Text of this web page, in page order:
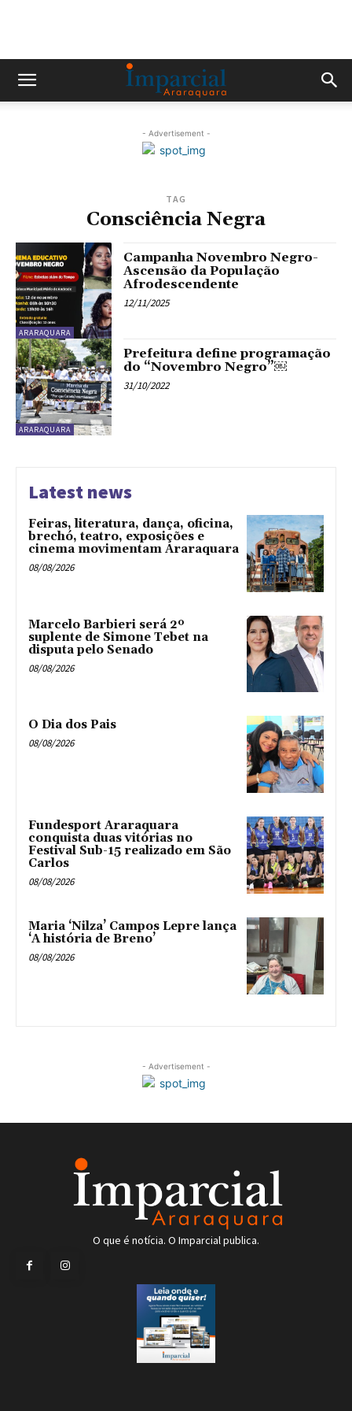
- Advertisement -
TAG
Consciência Negra
ARARAQUARA
Campanha Novembro Negro-
Ascensão da População
Afrodescendente
12/11/2025
ARARAQUARA
Prefeitura define programação
do “Novembro Negro”￼
31/10/2022
Latest news
Feiras, literatura, dança, oficina,
brechó, teatro, exposições e
cinema movimentam Araraquara
08/08/2026
Marcelo Barbieri será 2º
suplente de Simone Tebet na
disputa pelo Senado
08/08/2026
O Dia dos Pais
08/08/2026
Fundesport Araraquara
conquista duas vitórias no
Festival Sub-15 realizado em São
Carlos
08/08/2026
Maria ‘Nilza’ Campos Lepre lança
‘A história de Breno’
08/08/2026
- Advertisement -
O que é notícia. O Imparcial publica.